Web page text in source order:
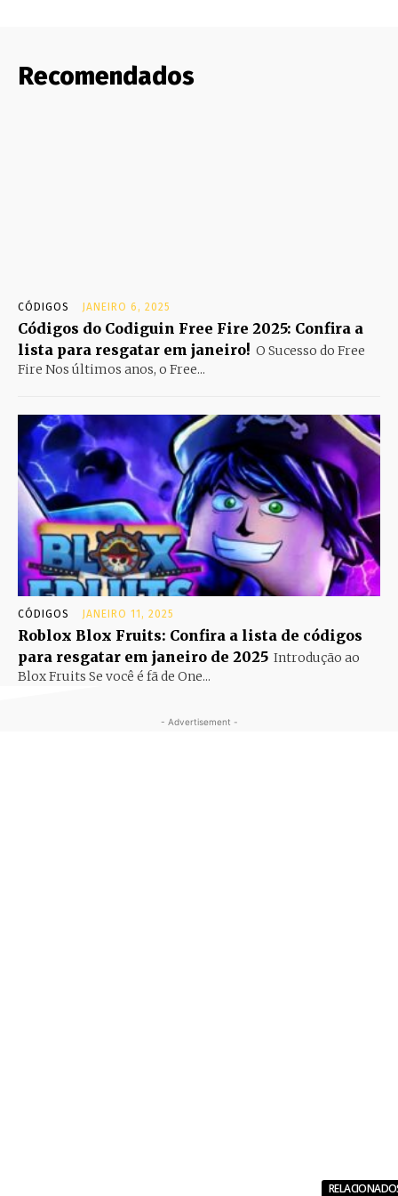
Recomendados
CÓDIGOS JANEIRO 6, 2025
Códigos do Codiguin Free Fire 2025: Confira a
lista para resgatar em janeiro! O Sucesso do Free
Fire Nos últimos anos, o Free...
CÓDIGOS JANEIRO 11, 2025
Roblox Blox Fruits: Confira a lista de códigos
para resgatar em janeiro de 2025 Introdução ao
Blox Fruits Se você é fã de One...
- Advertisement -